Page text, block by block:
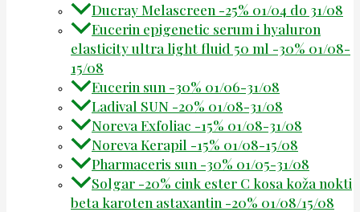
Ducray Melascreen -25% 01/04 do 31/08
Eucerin epigenetic serum i hyaluron
elasticity ultra light fluid 50 ml -30% 01/08-
15/08
Eucerin sun -30% 01/06-31/08
Ladival SUN -20% 01/08-31/08
Noreva Exfoliac -15% 01/08-31/08
Noreva Kerapil -15% 01/08-15/08
Pharmaceris sun -30% 01/05-31/08
Solgar -20% cink ester C kosa koža nokti
beta karoten astaxantin -20% 01/08/15/08